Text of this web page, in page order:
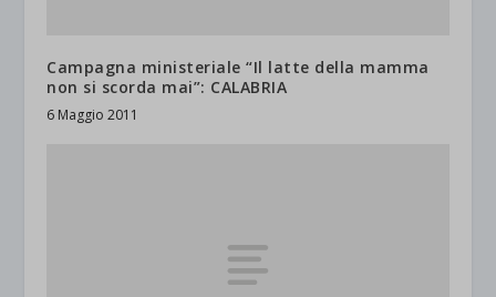
Campagna ministeriale “Il latte della mamma
non si scorda mai”: CALABRIA
6 Maggio 2011